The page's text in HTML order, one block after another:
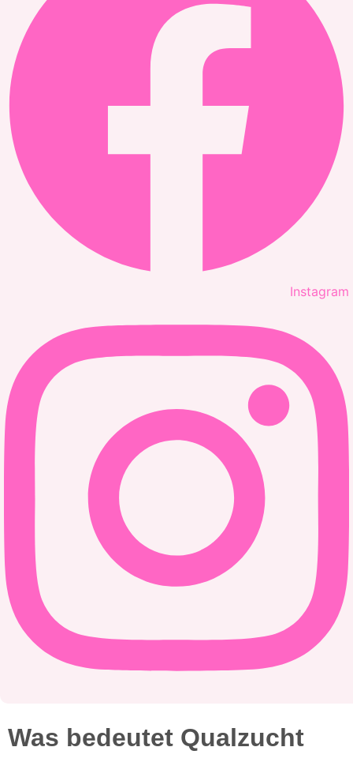
Instagram
Was bedeutet Qualzucht